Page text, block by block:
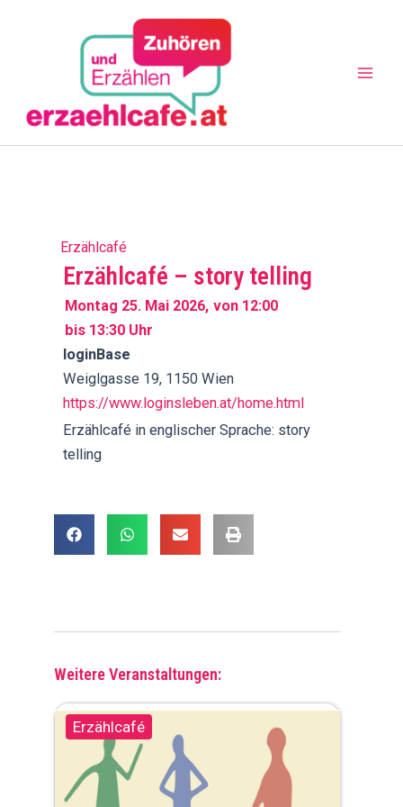
Erzählcafé
Erzählcafé – story telling
Montag 25. Mai 2026, von 12:00
bis 13:30 Uhr
loginBase
Weiglgasse 19, 1150 Wien
https://www.loginsleben.at/home.html
Erzählcafé in englischer Sprache: story
telling
Weitere Veranstaltungen:
Erzählcafé